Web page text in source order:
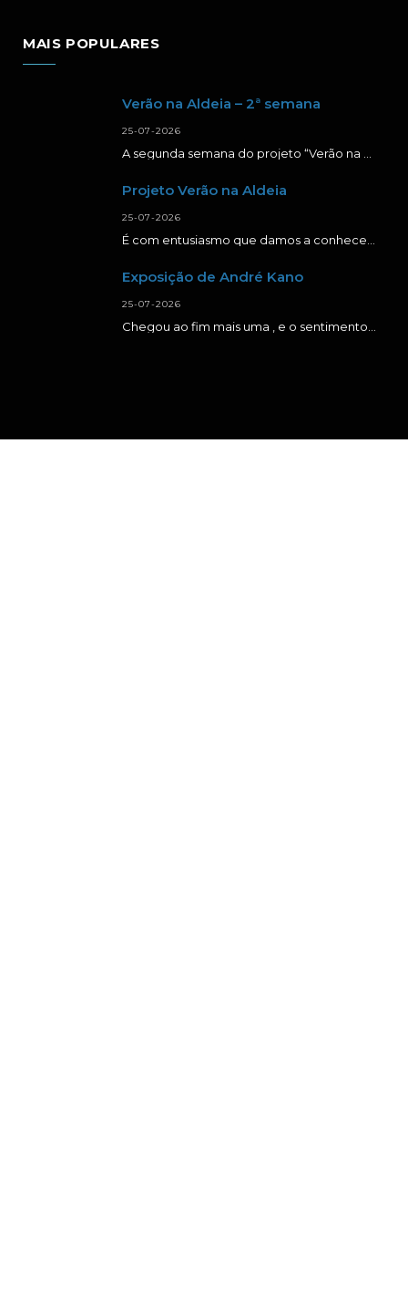
MAIS POPULARES
Verão na Aldeia – 2ª semana
25-07-2026
Projeto Verão na Aldeia
25-07-2026
Exposição de André Kano
25-07-2026